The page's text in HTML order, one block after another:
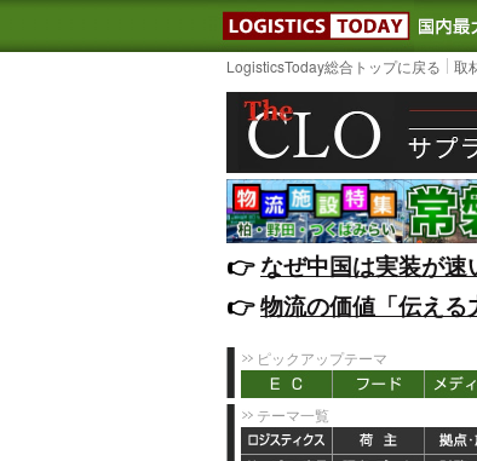
LogisticsToday総合トップに戻る 取
👉️なぜ中国は実装が
👉️物流の価値「伝え
ピックアップテーマ
テーマ一覧